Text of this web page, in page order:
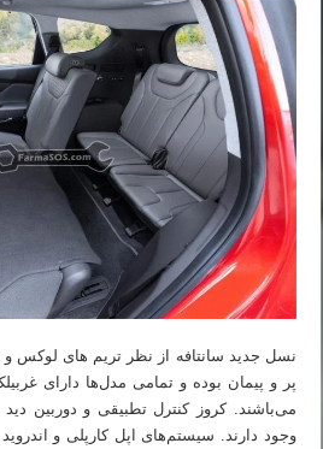
نسل جدید سانتافه از نظر تریم های لوکس و
پر و پیمان بوده و تمامی مدل‌ها دارای
می‌باشند. کروز کنترل تطبیقی و دوربین
وجود دارند. سیستم‌های اپل کارپلی و